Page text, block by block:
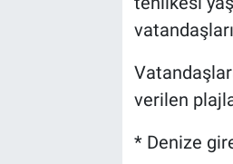
verilen
* Denize